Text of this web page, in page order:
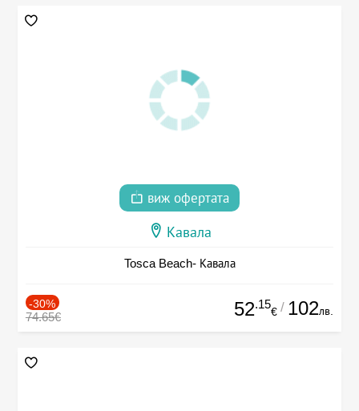
виж офертата
Кавала
Tosca Beach- Кавала
-30%
74.65€ 52.15
€ / 102лв.